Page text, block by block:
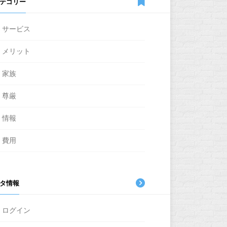
ゴリー
サービス
メリット
家族
尊厳
情報
費用
情報
ログイン